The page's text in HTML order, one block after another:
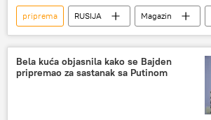
priprema RUSIJA Magazin
čaj
stručnjak
Bela kuća objasnila kako se Bajden
pripremao za sastanak sa Putinom